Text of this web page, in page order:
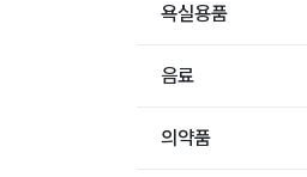
욕실용품
음료
의약품